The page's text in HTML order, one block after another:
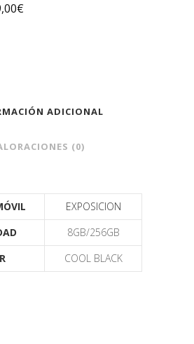
€
ADICIONAL
(0)
EXPOSICION
8GB/256GB
COOL BLACK